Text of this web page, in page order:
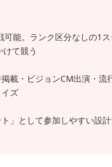
能。ランク区分なしの1ス
て競う
載・ビジョンCM出演・流
ズ
」として参加しやすい設計